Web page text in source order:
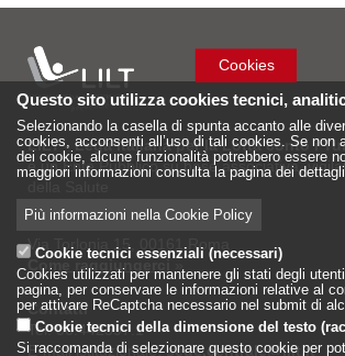
LILT - Lega Italiana per la Lotta conto i
è un Ente Pubblico su base associativa,
Sede Nazionale
Via Torlonia 15, 00161 Roma
Come raggiungerci
Contatti
Tel: 06.442597.1
E-mail istituzionale:sede.centrale@lilt.it
Cookies
Questo sito utilizza cookies tecnici,
Selezionando la casella di spunta accanto alle
cookies, acconsenti all’uso di tali cookies. Se non
dei cookie, alcune funzionalità potrebbero essere
maggiori informazioni consulta la pagina dei
Più informazioni nella Cookie Policy
Cookie tecnici essenziali (necessari)
Cookies utilizzati per mantenere gli stati degli
pagina, per conservare le informazioni relative al
per attivare ReCaptcha necessario nel submit di
Cookie tecnici della dimensione del testo
Si raccomanda di selezionare questo cookie per